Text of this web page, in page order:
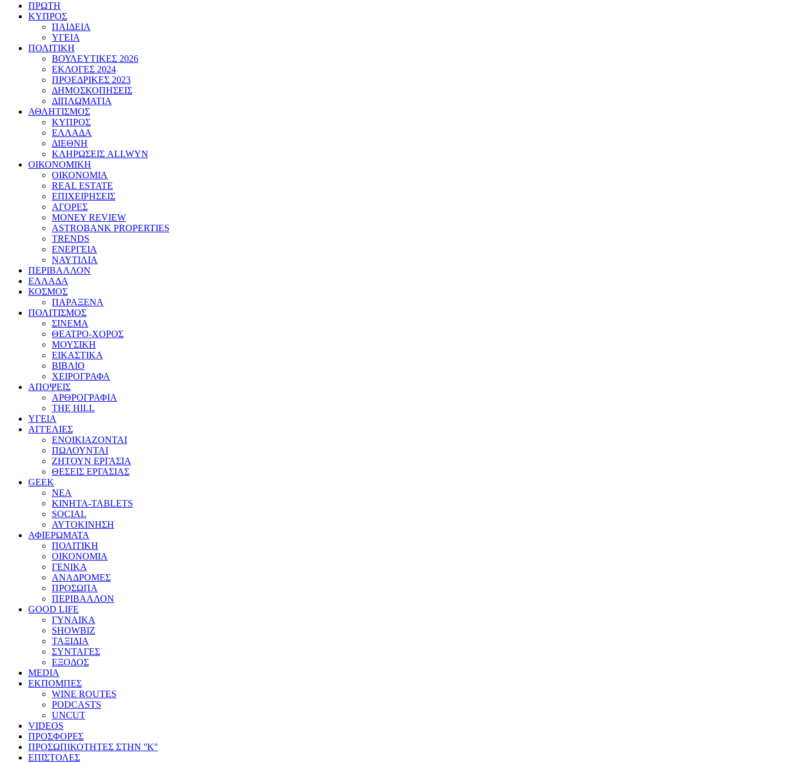
ΠΡΩΤΗ
ΚΥΠΡΟΣ
ΠΑΙΔΕΙΑ
ΥΓΕΙΑ
ΠΟΛΙΤΙΚΗ
ΒΟΥΛΕΥΤΙΚΕΣ 2026
ΕΚΛΟΓΕΣ 2024
ΠΡΟΕΔΡΙΚΕΣ 2023
ΔΗΜΟΣΚΟΠΗΣΕΙΣ
ΔΙΠΛΩΜΑΤΙΑ
ΑΘΛΗΤΙΣΜΟΣ
ΚΥΠΡΟΣ
ΕΛΛΑΔΑ
ΔΙΕΘΝΗ
ΚΛΗΡΩΣΕΙΣ ALLWYN
ΟΙΚΟΝΟΜΙΚΗ
ΟΙΚΟΝΟΜΙΑ
REAL ESTATE
ΕΠΙΧΕΙΡΗΣΕΙΣ
ΑΓΟΡΕΣ
MONEY REVIEW
ASTROBANK PROPERTIES
TRENDS
ΕΝΕΡΓΕΙΑ
ΝΑΥΤΙΛΙΑ
ΠΕΡΙΒΑΛΛΟΝ
ΕΛΛΑΔΑ
ΚΟΣΜΟΣ
ΠΑΡΑΞΕΝΑ
ΠΟΛΙΤΙΣΜΟΣ
ΣΙΝΕΜΑ
ΘΕΑΤΡΟ-ΧΟΡΟΣ
ΜΟΥΣΙΚΗ
ΕΙΚΑΣΤΙΚΑ
ΒΙΒΛΙΟ
ΧΕΙΡΟΓΡΑΦΑ
ΑΠΟΨΕΙΣ
ΑΡΘΡΟΓΡΑΦΙΑ
THE HILL
ΥΓΕΙΑ
ΑΓΓΕΛΙΕΣ
ΕΝΟΙΚΙΑΖΟΝΤΑΙ
ΠΩΛΟΥΝΤΑΙ
ΖΗΤΟΥΝ ΕΡΓΑΣΙΑ
ΘΕΣΕΙΣ ΕΡΓΑΣΙΑΣ
GEEK
ΝΕΑ
ΚΙΝΗΤΑ-TABLETS
SOCIAL
ΑΥΤΟΚΙΝΗΣΗ
ΑΦΙΕΡΩΜΑΤΑ
ΠΟΛΙΤΙΚΗ
ΟΙΚΟΝΟΜΙΑ
ΓΕΝΙΚΑ
ΑΝΑΔΡΟΜΕΣ
ΠΡΟΣΩΠΑ
ΠΕΡΙΒΑΛΛΟΝ
GOOD LIFE
ΓΥΝΑΙΚΑ
SHOWBIZ
ΤΑΞΙΔΙΑ
ΣΥΝΤΑΓΕΣ
ΕΞΟΔΟΣ
MEDIA
ΕΚΠΟΜΠΕΣ
WINE ROUTES
PODCASTS
UNCUT
VIDEOS
ΠΡΟΣΦΟΡΕΣ
ΠΡΟΣΩΠΙΚΟΤΗΤΕΣ ΣΤΗΝ ''Κ''
ΕΠΙΣΤΟΛΕΣ